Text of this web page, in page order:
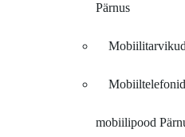
Pärnus
mobiilipood